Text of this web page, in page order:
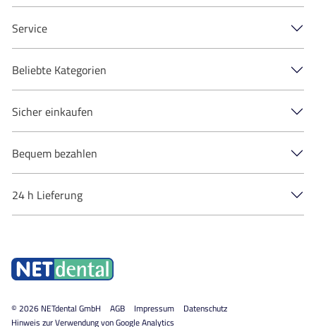
Service
Beliebte Kategorien
Sicher einkaufen
Bequem bezahlen
24 h Lieferung
© 2026 NETdental GmbH AGB Impressum
Datenschutz
Hinweis zur Verwendung von Google Analytics